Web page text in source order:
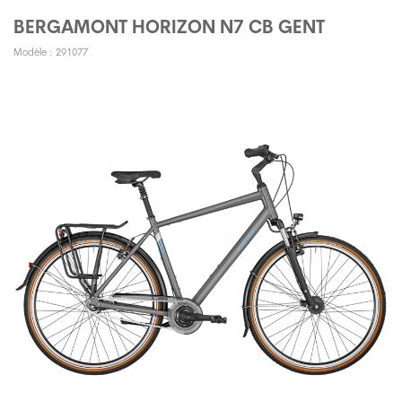
BERGAMONT HORIZON N7 CB GENT
Modèle : 291077